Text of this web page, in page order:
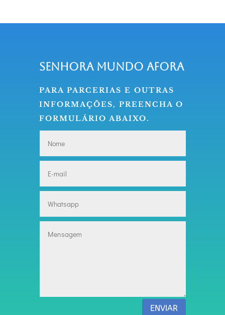
Senhora Mundo Afora
PARA PARCERIAS E OUTRAS
INFORMAÇÕES, PREENCHA O
FORMULÁRIO ABAIXO.
ENVIAR